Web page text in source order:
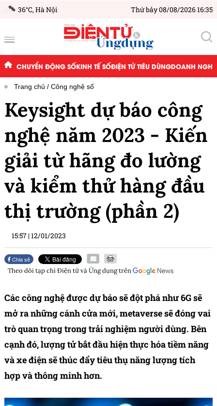
36°C,Hà Nội Thứ bảy 08/08/2026 16:35
CHUYỂN ĐỘNG SỐKINH TẾ SỐĐIỆN TỬ TIÊU DÙNGDOANH
Trang chủ Công nghệ số
Keysight dự báo công
nghệ năm 2023 - Kiến
giải từ hãng đo lường
và kiểm thử hàng đầu
thị trường (phần 2)
15:57 |12/01/2023
Chia sẻ
Theo dõi tạp chíĐiện tử và Ứng dụngtrên
Các công nghệ được dự báo sẽ đột phá như 6G sẽ
mở ra những cánh cửa mới, metaverse sẽ đóng vai
trò quan trọng trong trải nghiệm người dùng. Bên
cạnh đó, lượng tử bắt đầu hiện thực hóa tiềm năng
và xe điện sẽ thúc đẩy tiêu thụ năng lượng tích
hợp và thông minh hơn.